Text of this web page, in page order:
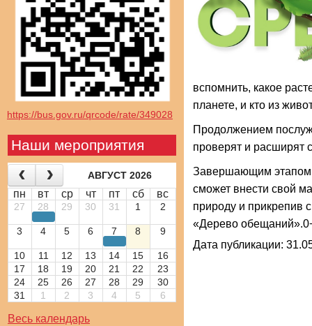
https://bus.gov.ru/qrcode/rate/349028
Наши мероприятия
АВГУСТ 2026
пн вт ср чт пт сб вс
27 28 29 30 31 1 2
3 4 5 6 7 8 9
10 11 12 13 14 15
16
17
18 19 20 21 22
23
24
25 26 27 28 29
30
31
1 2 3 4 5 6
Весь календарь
вспомнить, какое
планете, и кто из
Продолжением
проверят и расширят
Завершающим этапом
сможет внести свой
природу и прикрепив
«Дерево
Дата публикации: